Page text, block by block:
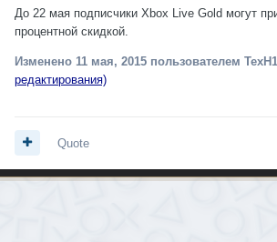
До 22 мая подписчики Xbox Live Gold могут
процентной скидкой.
Изменено 11 мая, 2015 пользователем
редактирования)
Quote